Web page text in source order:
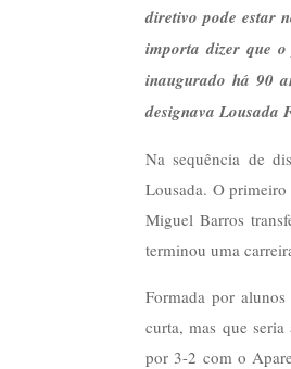
diretivo pode estar
importa dizer que
inaugurado há 90
designava Lousada
Na sequência de
Lousada. O
Miguel Barros
terminou uma
Formada por
curta, mas que
por 3-2 com o